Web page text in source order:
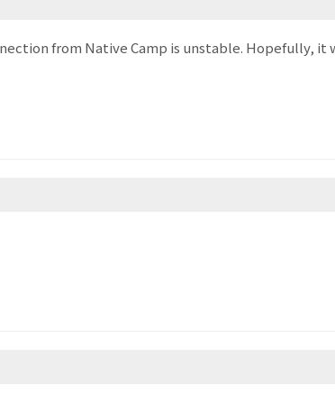
from Native Camp is unstable. Hopefully, it